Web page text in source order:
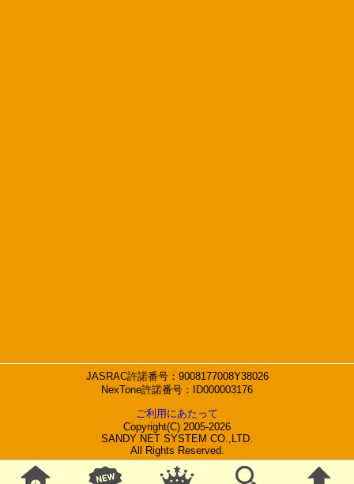
JASRAC許諾番号：9008177008Y38026
NexTone許諾番号：ID000003176
ご利用にあたって
Copyright(C) 2005-2026
SANDY NET SYSTEM CO.,LTD.
All Rights Reserved.